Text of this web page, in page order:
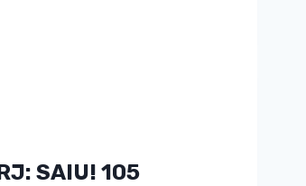
SAIU! 105